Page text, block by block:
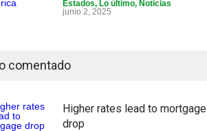
Estados, Lo último, Noticias
junio 2, 2025
comentado
Higher rates lead to mortgage
drop